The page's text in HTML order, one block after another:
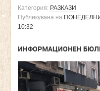
Категория: РАЗКАЗИ
Публикувана на
10:32
ИНФОРМАЦИОНЕН